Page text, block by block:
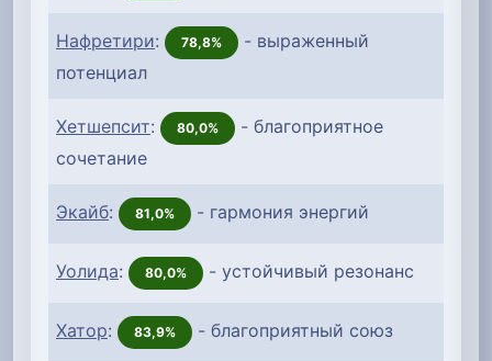
Нафретири: 78,8%
- выраженный
потенциал
Хетшепсит: 80,0%
- благоприятное
сочетание
Экайб: 81,0% - гармония энергий
Уолида: 80,0% - устойчивый резонанс
Хатор: 83,9% - благоприятный союз